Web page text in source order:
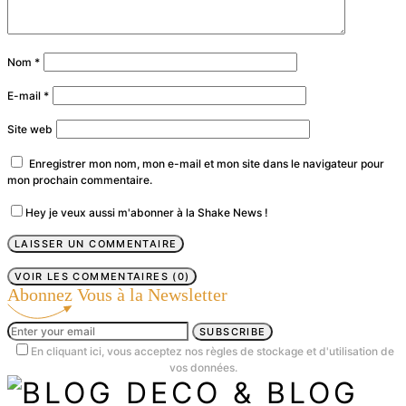
Nom *
E-mail *
Site web
Enregistrer mon nom, mon e-mail et mon site dans le navigateur pour
mon prochain commentaire.
Hey je veux aussi m'abonner à la Shake News !
VOIR LES COMMENTAIRES (0)
Abonnez Vous à la Newsletter
SUBSCRIBE
En cliquant ici, vous acceptez nos règles de stockage et d'utilisation de
vos données.